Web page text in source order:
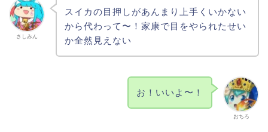
さしみん
スイカの目押しがあんまり上手くいかない
から代わって〜！家康で目をやられたせい
か全然見えない
おちろ
お！いいよ〜！